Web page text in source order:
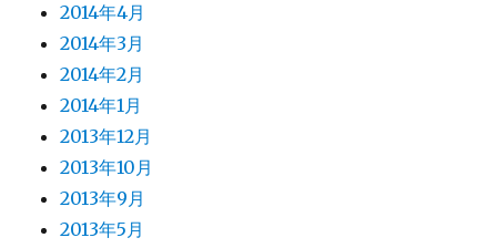
2014年4月
2014年3月
2014年2月
2014年1月
2013年12月
2013年10月
2013年9月
2013年5月